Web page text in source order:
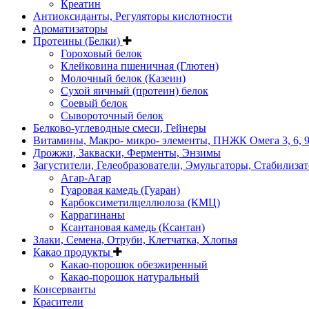
Креатин
Антиоксиданты, Регуляторы кислотности
Ароматизаторы
Протеины (Белки)
Гороховый белок
Клейковина пшеничная (Глютен)
Молочный белок (Казеин)
Сухой яичный (протеин) белок
Соевый белок
Сывороточный белок
Белково-углеводные смеси, Гейнеры
Витамины, Макро- микро- элементы, ПНЖК Омега 3, 6, 9
Дрожжи, Закваски, Ферменты, Энзимы
Загустители, Гелеобразователи, Эмульгаторы,
Агар-Агар
Гуаровая камедь (Гуаран)
Карбоксиметилцеллюлоза (КМЦ)
Каррагинаны
Ксантановая камедь (Ксантан)
Злаки, Семена, Отруби, Клетчатка, Хлопья
Какао продукты
Какао-порошок обезжиренный
Какао-порошок натуральный
Консерванты
Красители